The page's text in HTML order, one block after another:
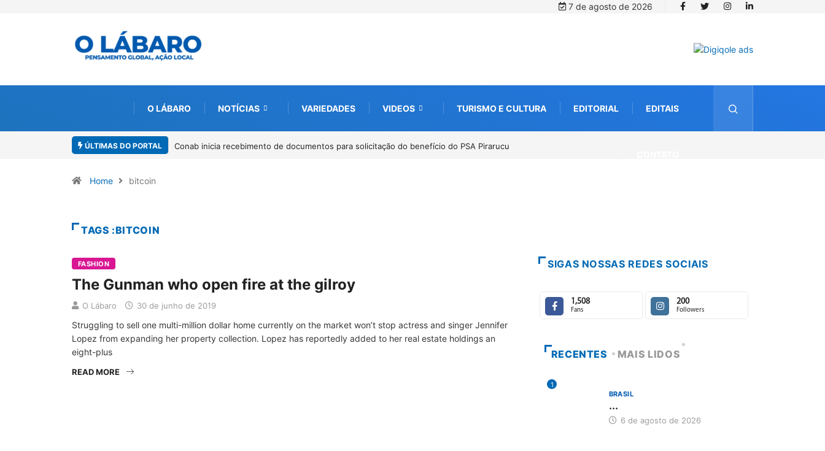
7 de agosto de 2026
O LÁBARO NOTÍCIAS VARIEDADES VIDEOS TURISMO E CULTURA EDITORIAL EDITAIS
ÚLTIMAS DO PORTAL Conab inicia recebimento de documentos para solicitação do benefício do PSA Pirarucu
Home bitcoin
TAGS :BITCOIN
FASHION
The Gunman who open fire at the gilroy
O Lábaro 30 de junho de 2019
Struggling to sell one multi-million dollar home currently on the market won’t stop actress and singer Jennifer
Lopez from expanding her property collection. Lopez has reportedly added to her real estate holdings an
eight-plus
READ MORE
SIGAS NOSSAS REDES SOCIAIS
1,508
Fans
200
Followers
RECENTES MAIS LIDOS
1
BRASIL
...
6 de agosto de 2026